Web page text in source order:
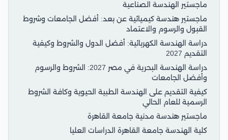
ماجستير الهندسة الصناعية
ماجستير هندسة كيميائية عن بعد: أفضل الجامعات وشروط
القبول والرسوم والاعتماد
دراسة الهندسة الكهربائية: أفضل الدول والشروط وكيفية
التقديم 2027
دراسة الهندسة البحرية في مصر 2027: الشروط والرسوم
وأفضل الجامعات
كيفية التقديم على الهندسة الطبية الحيوية وكافة الشروط
الرسمية للعام الحالي
ماجستير هندسة مدنية جامعة القاهرة
كلية الهندسة جامعة القاهرة الدراسات العليا